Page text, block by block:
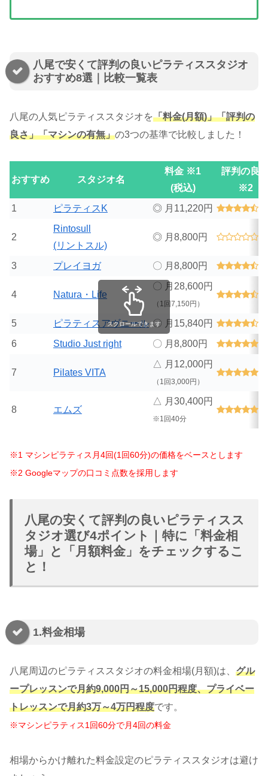
八尾で安くて評判の良いピラティススタジオ
おすすめ8選｜比較一覧表
八尾の人気ピラティススタジオを「料金(月額)」「評判の
良さ」「マシンの有無」の3つの基準で比較しました！
おすすめ スタジオ名
料金 ※1
(税込)
評判の良
※2
1
ピラティスK ◎ 月11,220円
2
Rintosull
(リントスル)
◎ 月8,800円
3 プレイヨガ 〇 月8,800円
4 Natura・Life
〇 月28,600円
（1回7,150円）
5 ピラティスアヴニール 〇 月15,840円
6 Studio Just right 〇 月8,800円
7 Pilates VITA
△ 月12,000円
（1回3,000円）
8 エムズ
△ 月30,400円
※1回40分
スクロールできます
※1 マシンピラティス月4回(1回60分)の価格をベースとします
※2 Googleマップの口コミ点数を採用します
八尾の安くて評判の良いピラティスス
タジオ選び4ポイント｜特に「料金相
場」と「月額料金」をチェックするこ
と！
1.料金相場
八尾周辺のピラティススタジオの料金相場(月額)は、 グル
ープレッスンで月約9,000円～15,000円程度、プライベー
トレッスンで月約3万～4万円程度です。
※マシンピラティス1回60分で月4回の料金
相場からかけ離れた料金設定のピラティススタジオは避け